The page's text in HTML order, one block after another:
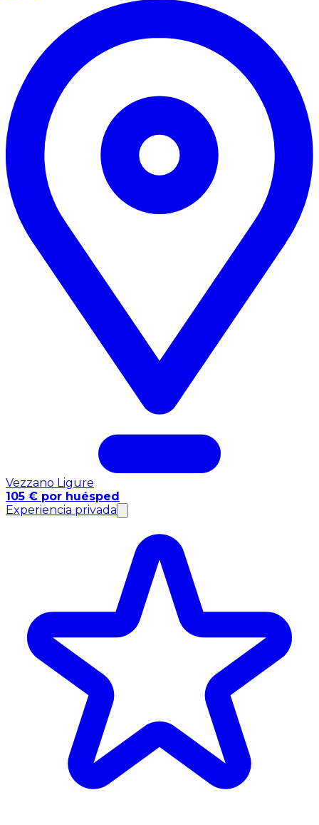
Vezzano Ligure
105 € por huésped
Experiencia privada